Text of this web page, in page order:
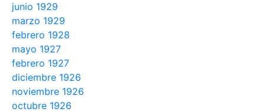
junio 1929
marzo 1929
febrero 1928
mayo 1927
febrero 1927
diciembre 1926
noviembre 1926
octubre 1926